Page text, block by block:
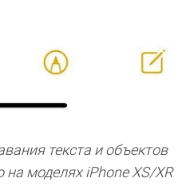
текста и объектов
моделях iPhone XS/XR